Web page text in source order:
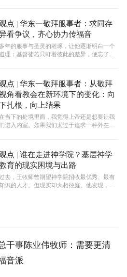
点 | 华东一敬拜服事者：求同存
看争议，齐心协力传福音
多年的服事与圣灵的雕琢，让他逐渐明白一个
理：基督徒若只盯着彼此的差异，便忘了我
点 | 华东一敬拜服事者：从敬拜
角看教会在新环境下的变化：向
扎根，向上结果
当下的处境里面，我觉得上帝还是想要让我
进入内室。如果我们太过于追求一种外在的
点 | 谁在走进神学院？基层神学
育的现实困境与出路
去，王牧师曾期望神学院招收最优秀、最有
识的人才。但现实却大相径庭。他发现，许
干事陈业伟牧师：需要更清
音派